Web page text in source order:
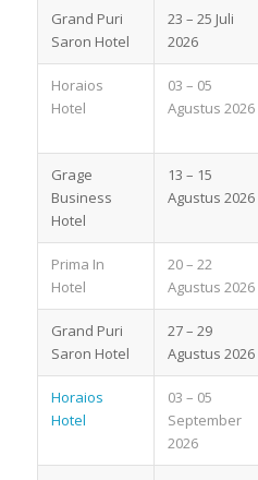
Grand Puri
Saron Hotel
23 – 25 Juli
2026
Horaios
Hotel
03 – 05
Agustus 2026
Grage
Business
Hotel
13 – 15
Agustus 2026
Prima In
Hotel
20 – 22
Agustus 2026
Grand Puri
Saron Hotel
27 – 29
Agustus 2026
Horaios
Hotel
03 – 05
September
2026